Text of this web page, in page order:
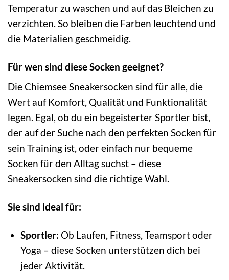
Temperatur zu waschen und auf das Bleichen zu
verzichten. So bleiben die Farben leuchtend und
die Materialien geschmeidig.
Für wen sind diese Socken geeignet?
Die Chiemsee Sneakersocken sind für alle, die
Wert auf Komfort, Qualität und Funktionalität
legen. Egal, ob du ein begeisterter Sportler bist,
der auf der Suche nach den perfekten Socken für
sein Training ist, oder einfach nur bequeme
Socken für den Alltag suchst – diese
Sneakersocken sind die richtige Wahl.
Sie sind ideal für:
Sportler: Ob Laufen, Fitness, Teamsport oder
Yoga – diese Socken unterstützen dich bei
jeder Aktivität.